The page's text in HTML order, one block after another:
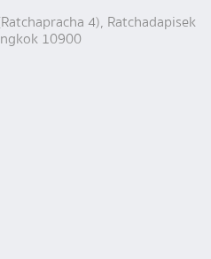
4), Ratchadapisek
10900